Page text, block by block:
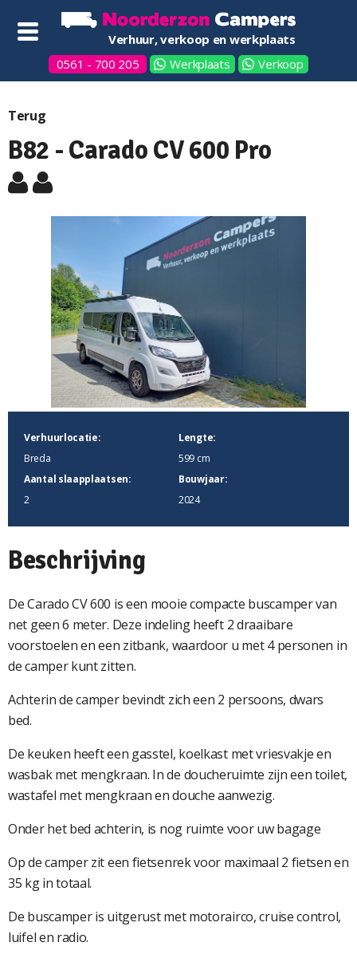
Verhuur, verkoop en werkplaats
0561 - 700 205
Werkplaats Verkoop
Terug
B82 - Carado CV 600 Pro
Verhuurlocatie:
Breda
Lengte:
599 cm
Aantal slaapplaatsen:
2
Bouwjaar:
2024
Beschrijving
De Carado CV 600 is een mooie compacte buscamper van
net geen 6 meter. Deze indeling heeft 2 draaibare
voorstoelen en een zitbank, waardoor u met 4 personen in
de camper kunt zitten.
Achterin de camper bevindt zich een 2 persoons, dwars
bed.
De keuken heeft een gasstel, koelkast met vriesvakje en
wasbak met mengkraan. In de doucheruimte zijn een toilet,
wastafel met mengkraan en douche aanwezig.
Onder het bed achterin, is nog ruimte voor uw bagage
Op de camper zit een fietsenrek voor maximaal 2 fietsen en
35 kg in totaal.
De buscamper is uitgerust met motorairco, cruise control,
luifel en radio.